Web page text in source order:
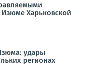
Харьковской
удары
регионах